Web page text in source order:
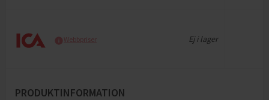
Webbpriser Ej i lager
PRODUKTINFORMATION